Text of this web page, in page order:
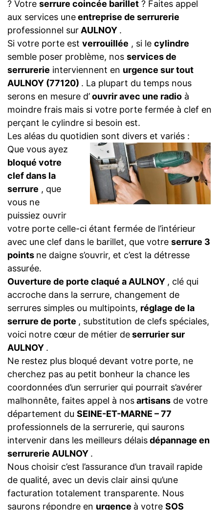
? Votre serrure coincée barillet ? Faites appel
aux services uneentreprise de serrurerie
professionnel sur AULNOY .
Si votre porte est verrouillée , si le cylindre
semble poser problème, nos services de
serrurerie interviennent en urgence sur tout
AULNOY (77120) . La plupart du temps nous
serons en mesure d’ouvrir avec une radio à
moindre frais mais si votre porte fermée à clef en
perçant le cylindre si besoin est.
Les aléas du quotidien sont divers et variés :
Que vous ayez
bloqué votre
clef dans la
serrure , que
vous ne
puissiez ouvrir
votre porte celle-ci étant fermée de l’intérieur
avec une clef dans le barillet, que votre serrure 3
points ne daigne s’ouvrir, et c’est la détresse
assurée.
Ouverture de porte claqué a AULNOY , clé qui
accroche dans la serrure, changement de
serrures simples ou multipoints, réglage de la
serrure de porte , substitution de clefs spéciales,
voici notre cœur de métier deserrurier sur
AULNOY .
Ne restez plus bloqué devant votre porte, ne
cherchez pas au petit bonheur la chance les
coordonnées d’un serrurier qui pourrait s’avérer
malhonnête, faites appel à nosartisans de votre
département du SEINE-ET-MARNE – 77
professionnels de la serrurerie, qui saurons
intervenir dans les meilleurs délaisdépannage en
serrurerie AULNOY .
Nous choisir c’est l’assurance d’un travail rapide
de qualité, avec un devis clair ainsi qu’une
facturation totalement transparente. Nous
saurons répondre en urgence à votre SOS